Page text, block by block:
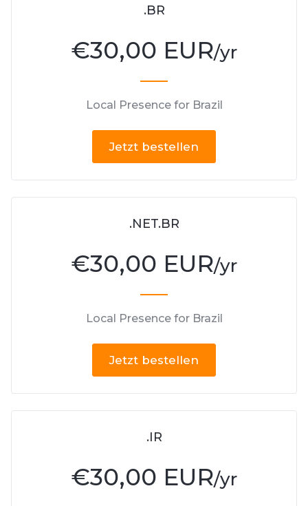
.BR
€30,00 EUR/yr
Local Presence for Brazil
Jetzt bestellen
.NET.BR
€30,00 EUR/yr
Local Presence for Brazil
Jetzt bestellen
.IR
€30,00 EUR/yr